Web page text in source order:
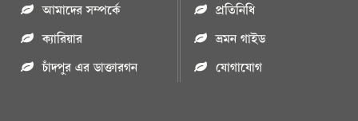
আমাদের সম্পর্কে
ক্যারিয়ার
চাঁদপুর এর ডাক্তারগন
প্রতিনিধি
ভ্রমন গাইড
যোগাযোগ